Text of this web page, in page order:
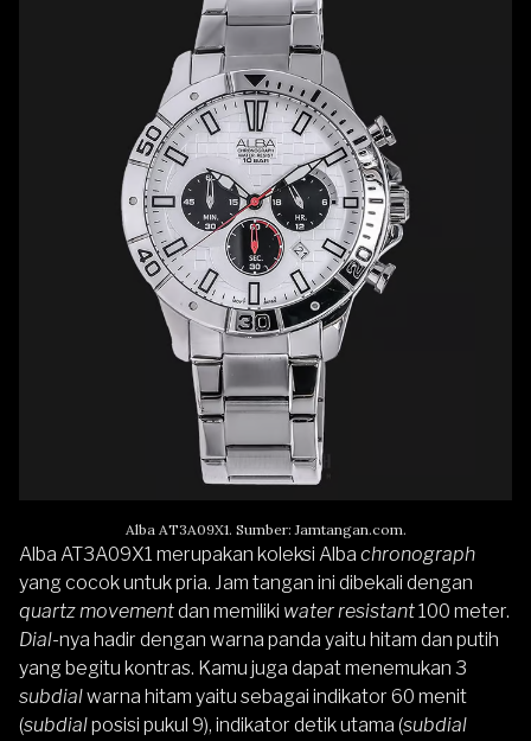
Alba AT3A09X1. Sumber: Jamtangan.com.
Alba AT3A09X1 merupakan koleksi Alba chronograph
yang cocok untuk pria. Jam tangan ini dibekali dengan
quartz movementdan memiliki water resistant100 meter.
Dial-nya hadir dengan warna panda yaitu hitam dan putih
yang begitu kontras. Kamu juga dapat menemukan 3
subdialwarna hitam yaitu sebagai indikator 60 menit
(subdialposisi pukul 9), indikator detik utama (subdial